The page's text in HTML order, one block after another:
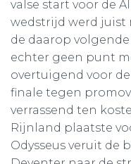
valse start voor de
wedstrijd werd juist
de daarop
echter geen punt
overtuigend voor
finale tegen
verrassend ten
Rijnland plaatste
Odysseus veruit de